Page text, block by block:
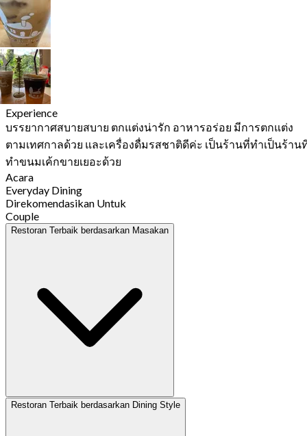
Experience
บรรยากาศสบายสบาย ตกแต่งน่ารัก อาหารอร่อย มีการตกแต่ง
ตามเทศกาลด้วย และเครื่องดื่มรสชาติดีค่ะ เป็นร้านที่ทำเป็นร้าน
ทำขนมเค้กขายเยอะด้วย
Acara
Everyday Dining
Direkomendasikan Untuk
Couple
Restoran Terbaik berdasarkan Masakan
Restoran Terbaik berdasarkan Dining Style